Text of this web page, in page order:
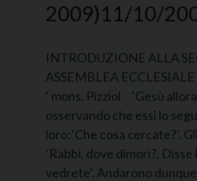
2009)11/10/
INTRODUZIONE ALLA
ASSEMBLEA
‘ mons. Pizziol ‘Gesù
osservando che essi lo
loro:’Che cosa cercate?’.
‘Rabbì, dove dimori?.
vedrete’. Andarono